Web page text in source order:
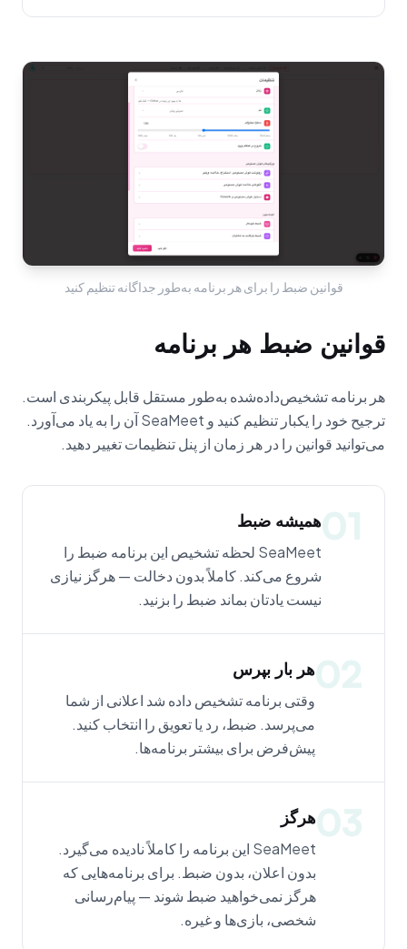
قوانین ضبط را برای هر برنامه به‌طور جداگانه تنظیم کنید
قوانین ضبط هر برنامه
هر برنامه تشخیص‌داده‌شده به‌طور مستقل قابل پیکربندی است.
ترجیح خود را یکبار تنظیم کنید و SeaMeet آن را به یاد می‌آورد.
می‌توانید قوانین را در هر زمان از پنل تنظیمات تغییر دهید.
01همیشه ضبط
SeaMeet لحظه تشخیص این برنامه ضبط را
شروع می‌کند. کاملاً بدون دخالت — هرگز نیازی
نیست یادتان بماند ضبط را بزنید.
02هر بار بپرس
وقتی برنامه تشخیص داده شد اعلانی از شما
می‌پرسد. ضبط، رد یا تعویق را انتخاب کنید.
پیش‌فرض برای بیشتر برنامه‌ها.
03هرگز
SeaMeet این برنامه را کاملاً نادیده می‌گیرد.
بدون اعلان، بدون ضبط. برای برنامه‌هایی که
هرگز نمی‌خواهید ضبط شوند — پیام‌رسانی
شخصی، بازی‌ها و غیره.